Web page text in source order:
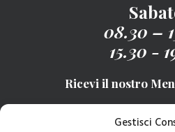
Gestisci
08.30 –
15.30 -
Ricevi il nostro